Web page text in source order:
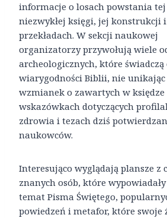
informacje o losach powstania tej
niezwykłej księgi, jej konstrukcji
przekładach. W sekcji naukowej
organizatorzy przywołują wiele
archeologicznych, które świadczą
wiarygodności Biblii, nie unikając
wzmianek o zawartych w księdze
wskazówkach dotyczących
zdrowia i tezach dziś
naukowców.
Interesująco wyglądają plansze z
znanych osób, które
temat Pisma Świętego,
powiedzeń i metafor, które swoje